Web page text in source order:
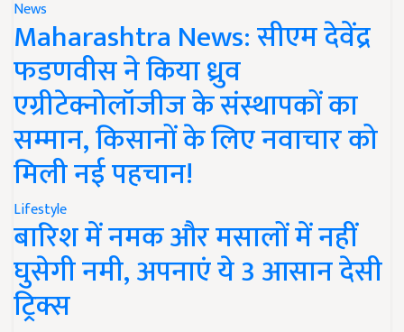
News
Maharashtra News: सीएम देवेंद्र
फडणवीस ने किया ध्रुव
एग्रीटेक्नोलॉजीज के संस्थापकों का
सम्मान, किसानों के लिए नवाचार को
मिली नई पहचान!
Lifestyle
बारिश में नमक और मसालों में नहीं
घुसेगी नमी, अपनाएं ये 3 आसान देसी
ट्रिक्स